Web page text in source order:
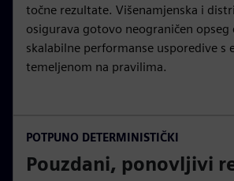
točne rezultate. Višenamjenska i
osigurava gotovo neograničen opseg
skalabilne performanse usporedive s
temeljenom na pravilima.
POTPUNO DETERMINISTIČKI
Pouzdani, ponovljivi